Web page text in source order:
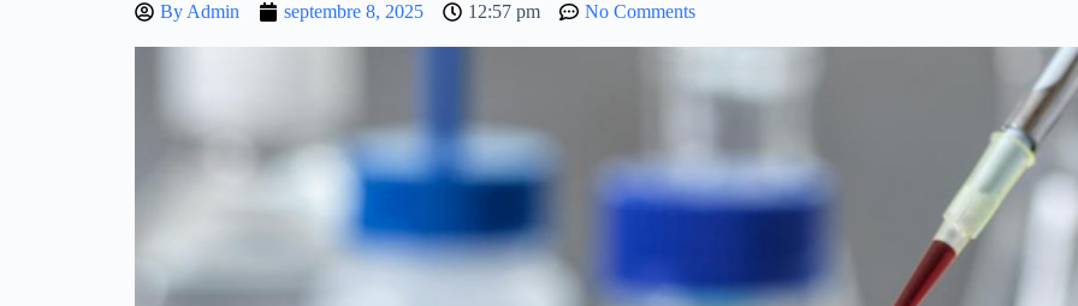
By Admin septembre 8, 2025 12:57 pm No Comments